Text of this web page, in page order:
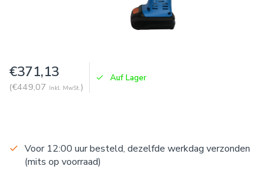
€371,13
(€449,07 Inkl. MwSt.)
Auf Lager
Voor 12:00 uur besteld, dezelfde werkdag verzonden
(mits op voorraad)